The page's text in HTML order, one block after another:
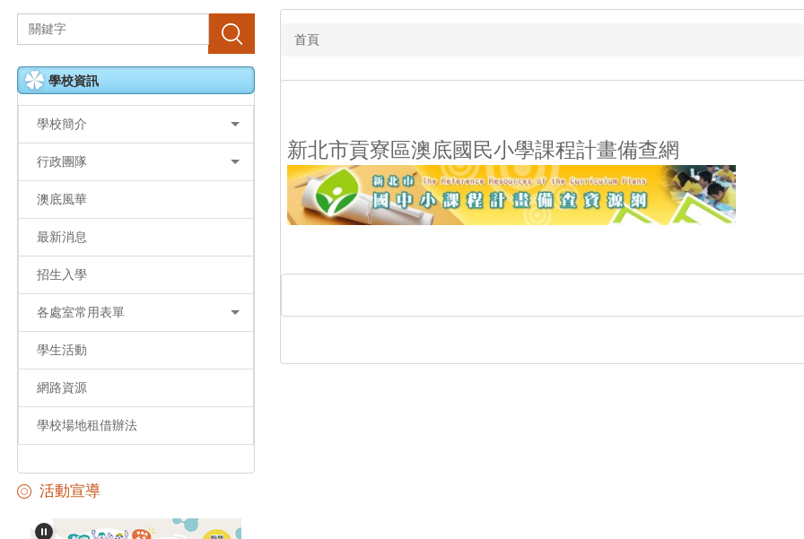
搜尋
學校資訊
學校簡介
行政團隊
澳底風華
最新消息
招生入學
各處室常用表單
學生活動
網路資源
學校場地租借辦法
活動宣導
首頁
新北市貢寮區澳底國民小學課程計畫備查網